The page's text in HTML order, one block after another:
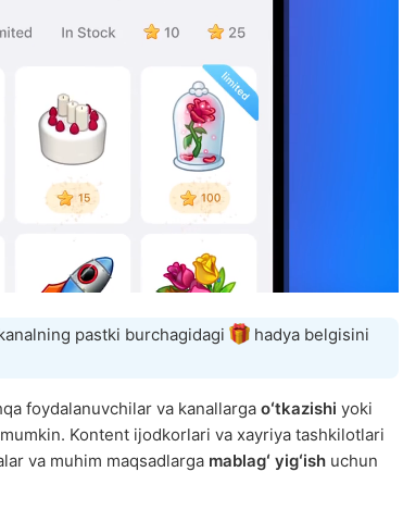
pastki burchagidagi
hadya belgisini
foydalanuvchilar va kanallarga oʻtkazishi yoki
mumkin. Kontent ijodkorlari va xayriya tashkilotlari
va muhim maqsadlarga mablagʻ yigʻish uchun